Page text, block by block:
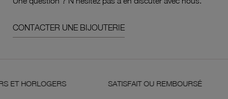
CONTACTER UNE BIJOUTERIE
SATISFAIT OU REMBOURSÉ